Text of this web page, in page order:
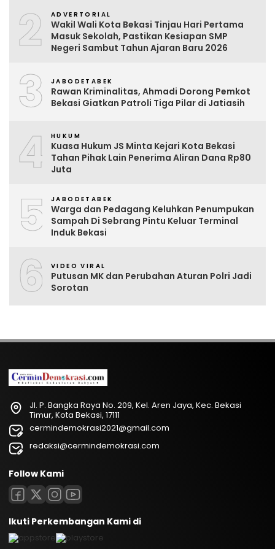
2 ADVERTORIAL
Wakil Wali Kota Bekasi Tinjau Hari Pertama
Masuk Sekolah, Pastikan Kesiapan SMP
Negeri Sambut Tahun Ajaran Baru 2026
3 JABODETABEK
Rawan Kriminalitas, Ahmadi Dorong Pemkot
Bekasi Giatkan Patroli Tiga Pilar di Jatiasih
4 HUKUM
Kuasa Hukum JS Minta Kejari Kota Bekasi
Tahan Pihak Lain Penerima Aliran Dana Rp80
Juta
5 JABODETABEK
Warga dan Pedagang Keluhkan Penumpukan
Sampah Di Sebrang Pintu Keluar Terminal
Induk Bekasi
6 VIDEO VIRAL
Putusan MK dan Perubahan Aturan Polri Jadi
Sorotan
Jl. P. Bangka Raya No. 209, Kel. Aren Jaya, Kec. Bekasi
Timur, Kota Bekasi, 17111
cermindemokrasi2021@gmail.com
redaksi@cermindemokrasi.com
Follow Kami
Ikuti Perkembangan Kami di